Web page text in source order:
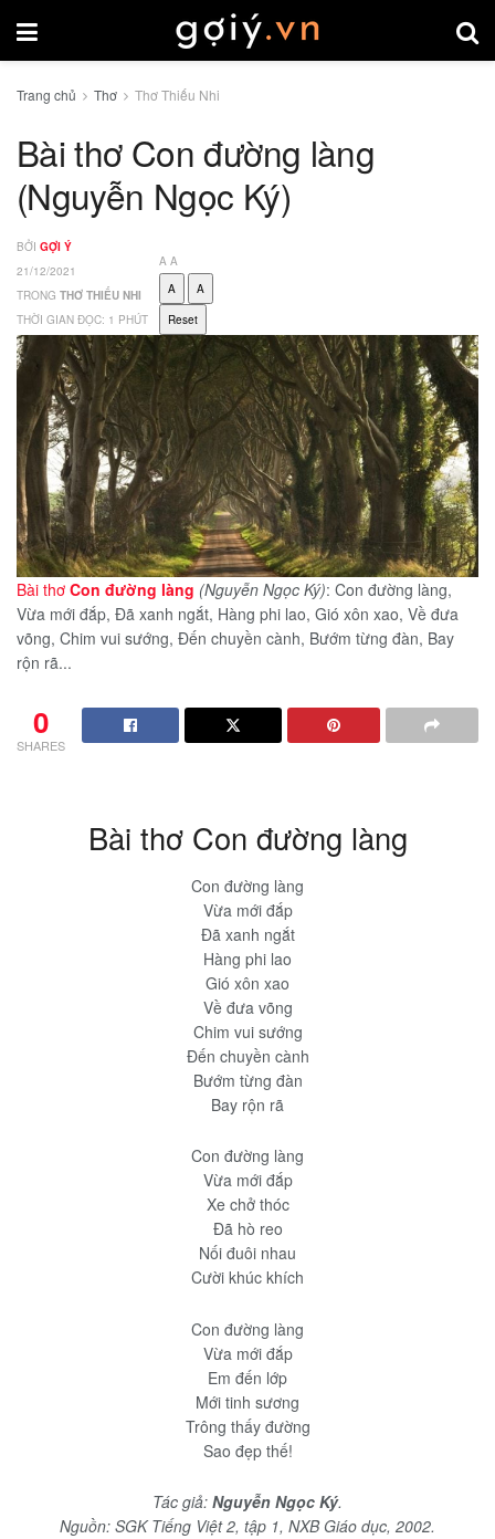
Trang chủ Thơ Thơ Thiếu Nhi
Bài thơ Con đường làng
(Nguyễn Ngọc Ký)
BỞI GỢI Ý
21/12/2021
TRONG THƠ THIẾU NHI
THỜI GIAN ĐỌC: 1 PHÚT
A A
A
A
Reset
Bài thơ Con đường làng (Nguyễn Ngọc Ký): Con đường làng,
Vừa mới đắp, Đã xanh ngắt, Hàng phi lao, Gió xôn xao, Về đưa
võng, Chim vui sướng, Đến chuyền cành, Bướm từng đàn, Bay
rộn rã...
0
SHARES
Bài thơ Con đường làng
Con đường làng
Vừa mới đắp
Đã xanh ngắt
Hàng phi lao
Gió xôn xao
Về đưa võng
Chim vui sướng
Đến chuyền cành
Bướm từng đàn
Bay rộn rã
Con đường làng
Vừa mới đắp
Xe chở thóc
Đã hò reo
Nối đuôi nhau
Cười khúc khích
Con đường làng
Vừa mới đắp
Em đến lớp
Mới tinh sương
Trông thấy đường
Sao đẹp thế!
Tác giả: Nguyễn Ngọc Ký.
Nguồn: SGK Tiếng Việt 2, tập 1, NXB Giáo dục, 2002.